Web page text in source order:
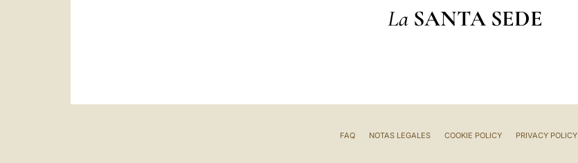
La SANTA SEDE
FAQ NOTAS LEGALES COOKIE POLICY PRIVACY POLICY